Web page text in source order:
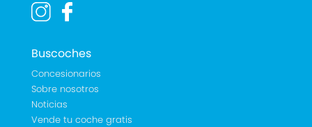
Buscoches
Concesionarios
Sobre nosotros
Noticias
Vende tu coche gratis